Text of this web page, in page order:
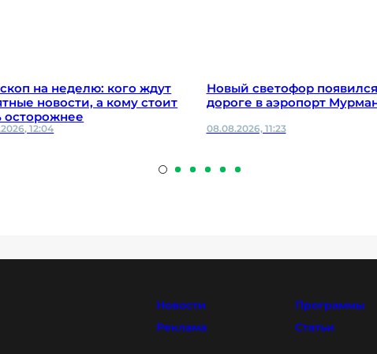
на неделю: кого ждут
новости, а кому стоит
осторожнее
12:04
Новый светофор
дороге в аэропорт
08.08.2026, 11:23
Новости Программы
Реклама
Статьи